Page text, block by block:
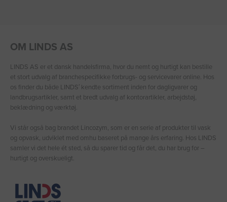
OM LINDS AS
LINDS AS er et dansk handelsfirma, hvor du nemt og hurtigt kan bestille
et stort udvalg af branchespecifikke forbrugs- og servicevarer online. Hos
os finder du både LINDS′ kendte sortiment inden for dagligvarer og
landbrugsartikler, samt et bredt udvalg af kontorartikler, arbejdstøj,
beklædning og værktøj.
Vi står også bag brandet Lincozym, som er en serie af produkter til vask
og opvask, udviklet med omhu baseret på mange års erfaring. Hos LINDS
samler vi det hele ét sted, så du sparer tid og får det, du har brug for –
hurtigt og overskueligt.